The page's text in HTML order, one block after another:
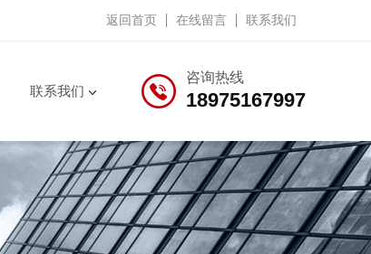
返回首页 在线留言 联系我们
咨询热线
18975167997
联系我们